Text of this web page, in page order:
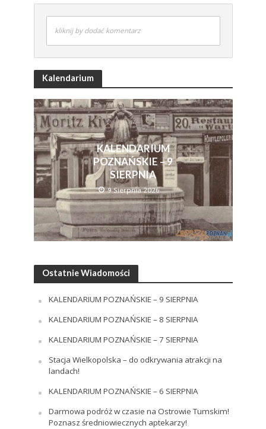
kliknij by dodać komentarz
Kalendarium
KALENDARIUM
POZNAŃSKIE – 9
SIERPNIA
9 Sierpnia 2026
Ostatnie Wiadomości
KALENDARIUM POZNAŃSKIE – 9 SIERPNIA
KALENDARIUM POZNAŃSKIE – 8 SIERPNIA
KALENDARIUM POZNAŃSKIE – 7 SIERPNIA
Stacja Wielkopolska – do odkrywania atrakcji na
landach!
KALENDARIUM POZNAŃSKIE – 6 SIERPNIA
Darmowa podróż w czasie na Ostrowie Tumskim!
Poznasz średniowiecznych aptekarzy!